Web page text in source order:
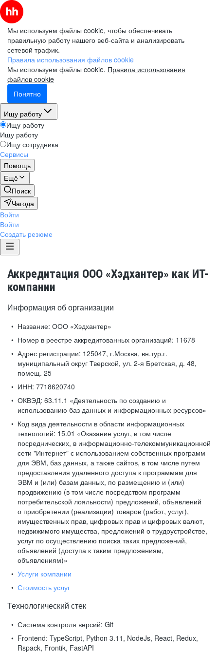
Мы используем файлы cookie, чтобы обеспечивать
правильную работу нашего веб-сайта и анализировать
сетевой трафик.
Правила использования файлов cookie
Мы используем файлы cookie. Правила использования
файлов cookie
Понятно
Ищу работу
Ищу работу
Ищу работу
Ищу сотрудника
Сервисы
Помощь
Ещё
Поиск
Чагода
Войти
Войти
Создать резюме
Аккредитация ООО «Хэдхантер» как ИТ-
компании
Информация об организации
Название: ООО «Хэдхантер»
Номер в реестре аккредитованных организаций: 11678
Адрес регистрации: 125047, г.Москва, вн.тур.г.
муниципальный округ Тверской, ул. 2-я Бретская, д. 48,
помещ. 25
ИНН: 7718620740
ОКВЭД: 63.11.1 «Деятельность по созданию и
использованию баз данных и информационных ресурсов»
Код вида деятельности в области информационных
технологий: 15.01 «Оказание услуг, в том числе
посреднических, в информационно-телекоммуникационной
сети "Интернет" с использованием собственных программ
для ЭВМ, баз данных, а также сайтов, в том числе путем
предоставления удаленного доступа к программам для
ЭВМ и (или) базам данных, по размещению и (или)
продвижению (в том числе посредством программ
потребительской лояльности) предложений, объявлений
о приобретении (реализации) товаров (работ, услуг),
имущественных прав, цифровых прав и цифровых валют,
недвижимого имущества, предложений о трудоустройстве,
услуг по осуществлению поиска таких предложений,
объявлений (доступа к таким предложениям,
объявлениям)»
Услуги компании
Стоимость услуг
Технологический стек
Система контроля версий: Git
Frontend: TypeScript, Python 3.11, NodeJs, React, Redux,
Rspack, Frontik, FastAPI